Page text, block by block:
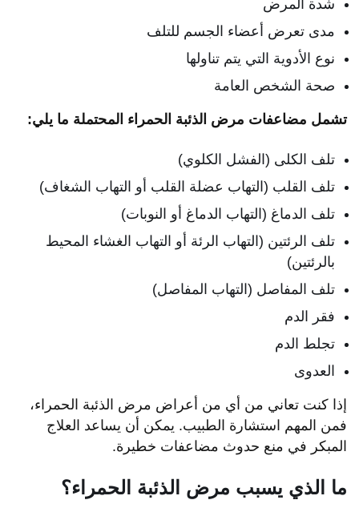
شدة المرض
مدى تعرض أعضاء الجسم للتلف
نوع الأدوية التي يتم تناولها
صحة الشخص العامة
تشمل مضاعفات مرض الذئبة الحمراء المحتملة ما يلي:
تلف الكلى (الفشل الكلوي)
تلف القلب (التهاب عضلة القلب أو التهاب الشغاف)
تلف الدماغ (التهاب الدماغ أو النوبات)
تلف الرئتين (التهاب الرئة أو التهاب الغشاء المحيط
بالرئتين)
تلف المفاصل (التهاب المفاصل)
فقر الدم
تجلط الدم
العدوى
إذا كنت تعاني من أي من أعراض مرض الذئبة الحمراء،
فمن المهم استشارة الطبيب. يمكن أن يساعد العلاج
المبكر في منع حدوث مضاعفات خطيرة.
ما الذي يسبب مرض الذئبة الحمراء؟